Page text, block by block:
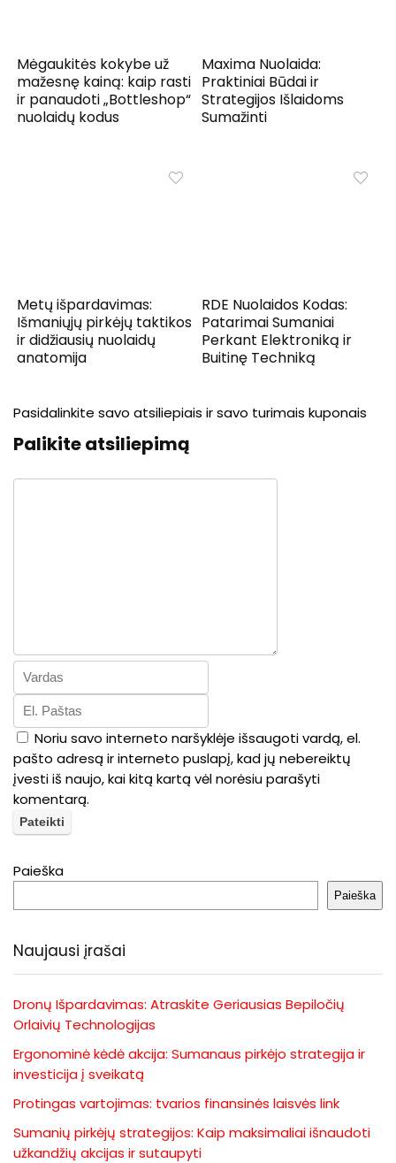
Mėgaukitės kokybe už
mažesnę kainą: kaip rasti
ir panaudoti „Bottleshop“
nuolaidų kodus
Maxima Nuolaida:
Praktiniai Būdai ir
Strategijos Išlaidoms
Sumažinti
Metų išpardavimas:
Išmaniųjų pirkėjų taktikos
ir didžiausių nuolaidų
anatomija
RDE Nuolaidos Kodas:
Patarimai Sumaniai
Perkant Elektroniką ir
Buitinę Techniką
Pasidalinkite savo atsiliepiais ir savo turimais kuponais
Palikite atsiliepimą
Noriu savo interneto naršyklėje išsaugoti vardą, el.
pašto adresą ir interneto puslapį, kad jų nebereiktų
įvesti iš naujo, kai kitą kartą vėl norėsiu parašyti
komentarą.
Paieška
Paieška
Naujausi įrašai
Dronų Išpardavimas: Atraskite Geriausias Bepiločių
Orlaivių Technologijas
Ergonominė kėdė akcija: Sumanaus pirkėjo strategija ir
investicija į sveikatą
Protingas vartojimas: tvarios finansinės laisvės link
Sumanių pirkėjų strategijos: Kaip maksimaliai išnaudoti
užkandžių akcijas ir sutaupyti